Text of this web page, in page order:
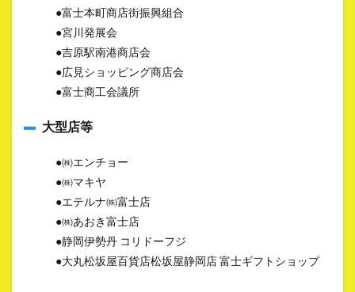
●富士本町商店街振興組合
●宮川発展会
●吉原駅南港商店会
●広見ショッピング商店会
●富士商工会議所
大型店等
●㈱エンチョー
●㈱マキヤ
●エテルナ㈱富士店
●㈱あおき富士店
●静岡伊勢丹 コリドーフジ
●大丸松坂屋百貨店松坂屋静岡店 富士ギフトショップ